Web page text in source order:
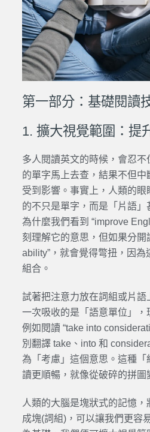
第一部分：基礎閱讀
1. 擴大視覺範圍：提
多人閱讀英文的時候，會忍
的單字馬上去查，結果不但
受到影響。事實上，人類的
的不只是單字，而是「片語
為什麼我們看到 “improve
刻理解它的意思，但如果分開
ability”，就會覺得彆扭，因為
組合。
試著把注意力放在詞組或片
一次吸收的是「語意單位」，
例如閱讀 “take into
別翻譯 take、into 和
為「考慮」這個意思。這種「
讀更順暢，就像從破碎的拼圖
人類的大腦是塊狀式的記憶
成塊(詞組)，可以讓我們更容